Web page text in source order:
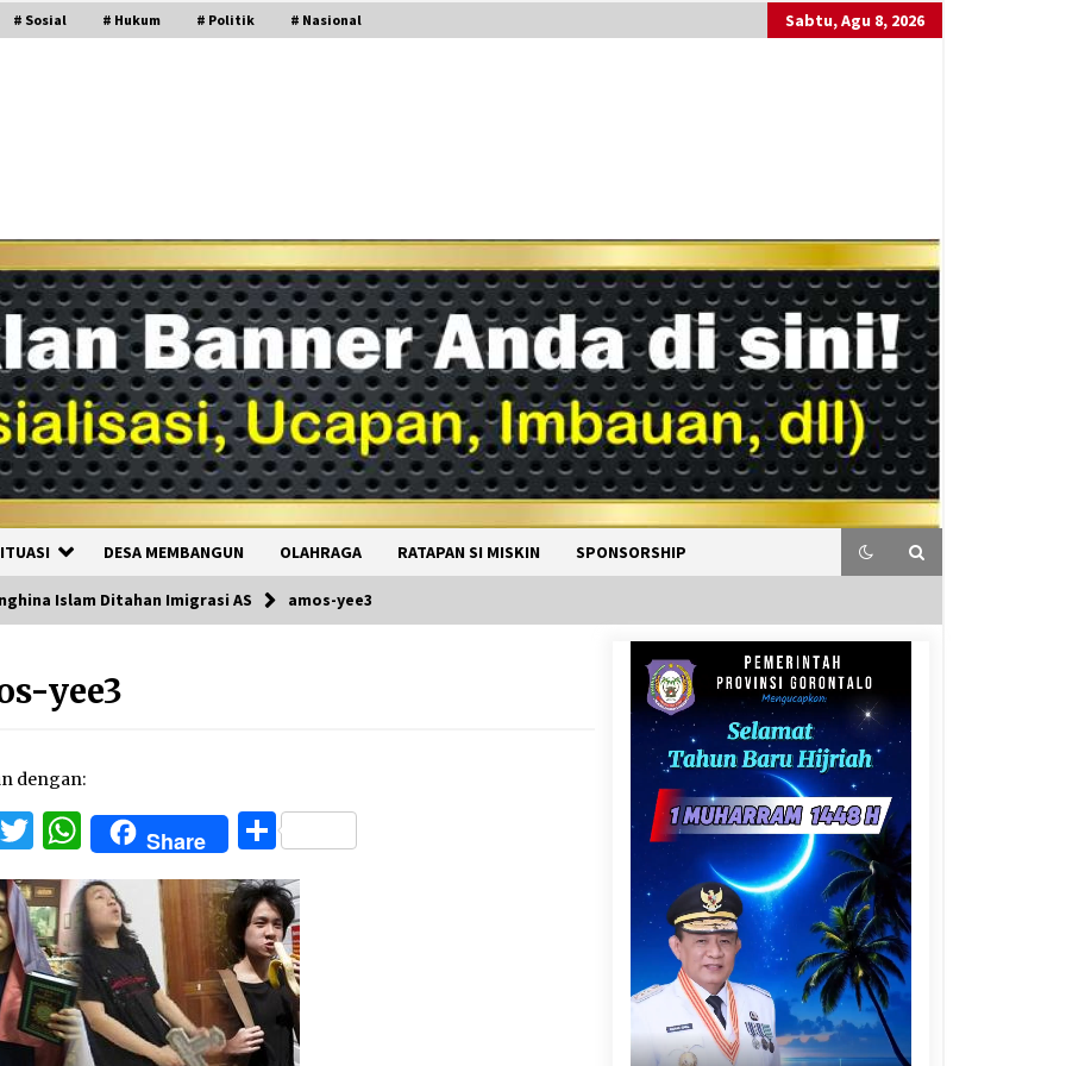
# Sosial # Hukum # Politik # Nasional Sabtu, Agu 8, 2026
DESA MEMBANGUN OLAHRAGA RATAPAN SI MISKIN SPONSORSHIP
Islam Ditahan Imigrasi AS amos-yee3
yee3
dengan:
Twitter
WhatsApp
Share Share